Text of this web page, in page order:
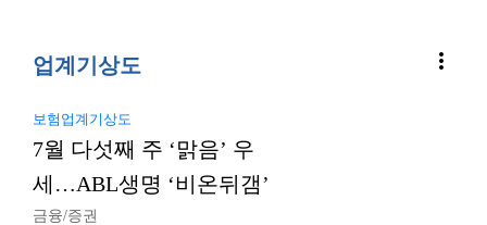
업계기상도 more_vert
보험업계기상도
7월 다섯째 주 ‘맑음’ 우
세…ABL생명 ‘비온뒤갬’
금융/증권